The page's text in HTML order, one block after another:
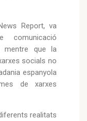
Report, va
mentre que la
socials no
espanyola
de xarxes
realitats